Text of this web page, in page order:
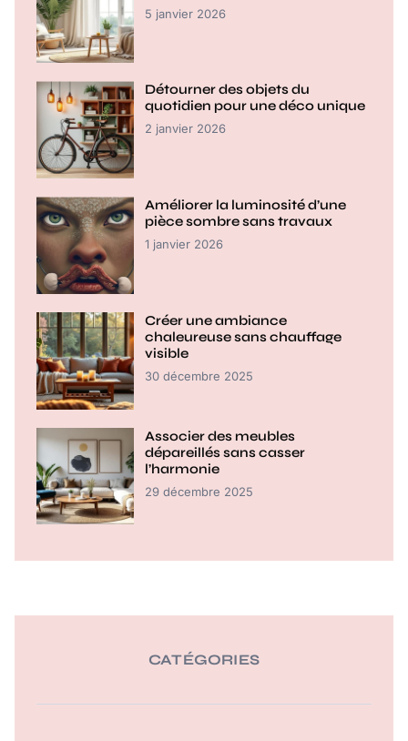
5 janvier 2026
Détourner des objets du
quotidien pour une déco unique
2 janvier 2026
Améliorer la luminosité d’une
pièce sombre sans travaux
1 janvier 2026
Créer une ambiance
chaleureuse sans chauffage
visible
30 décembre 2025
Associer des meubles
dépareillés sans casser
l’harmonie
29 décembre 2025
CATÉGORIES